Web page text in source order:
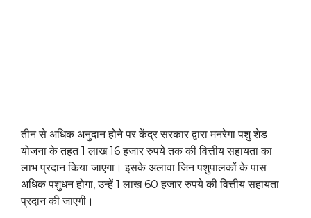
तीन से अधिक अनुदान होने पर केंद्र सरकार द्वारा मनरेगा पशु शेड
योजना के तहत 1 लाख 16 हजार रुपये तक की वित्तीय सहायता का
लाभ प्रदान किया जाएगा। इसके अलावा जिन पशुपालकों के पास
अधिक पशुधन होगा, उन्हें 1 लाख 60 हजार रुपये की वित्तीय सहायता
प्रदान की जाएगी।